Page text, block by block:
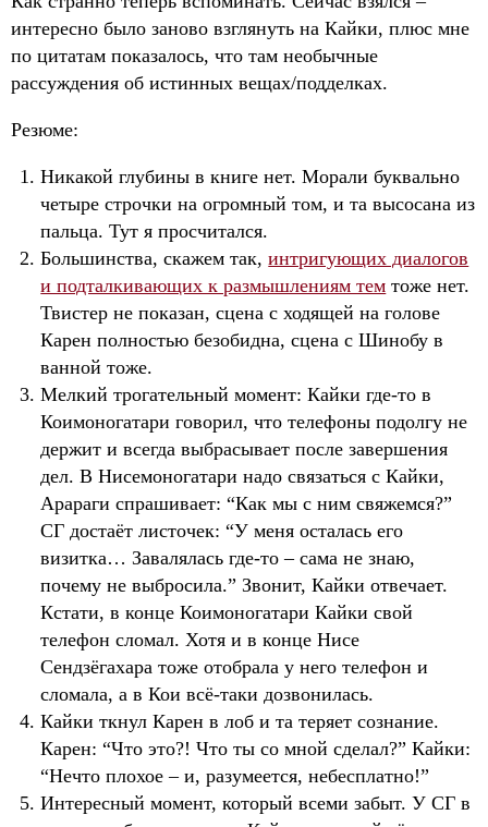
интересно было заново взглянуть на Кайки, плюс мне
по цитатам показалось, что там необычные
рассуждения об истинных вещах/подделках.
Резюме:
Никакой глубины в книге нет. Морали буквально
четыре строчки на огромный том, и та высосана из
пальца. Тут я просчитался.
Большинства, скажем так,интригующих диалогов
и подталкивающих к размышлениям тем тоже нет.
Твистер не показан, сцена с ходящей на голове
Карен полностью безобидна, сцена с Шинобу в
ванной тоже.
Мелкий трогательный момент: Кайки где-то в
Коимоногатари говорил, что телефоны подолгу не
держит и всегда выбрасывает после завершения
дел. В Нисемоногатари надо связаться с Кайки,
Арараги спрашивает: “Как мы с ним свяжемся?”
СГ достаёт листочек: “У меня осталась его
визитка… Завалялась где-то – сама не знаю,
почему не выбросила.” Звонит, Кайки отвечает.
Кстати, в конце Коимоногатари Кайки свой
телефон сломал. Хотя и в конце Нисе
Сендзёгахара тоже отобрала у него телефон и
сломала, а в Кои всё-таки дозвонилась.
Кайки ткнул Карен в лоб и та теряет сознание.
Карен: “Что это?! Что ты со мной сделал?” Кайки:
“Нечто плохое – и, разумеется, небесплатно!”
Интересный момент, который всеми забыт. У СГ в